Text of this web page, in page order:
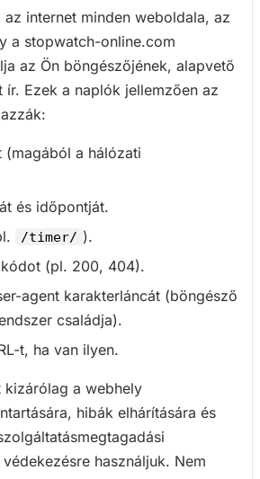
internet minden weboldala, az
a stopwatch-online.com
az Ön böngészőjének, alapvető
ír. Ezek a naplók jellemzően az
(magából a hálózati
és időpontját.
/timer/ ).
(pl. 200, 404).
agent karakterláncát (böngésző
családja).
t, ha van ilyen.
kizárólag a webhely
hibák elhárítására és
használjuk. Nem